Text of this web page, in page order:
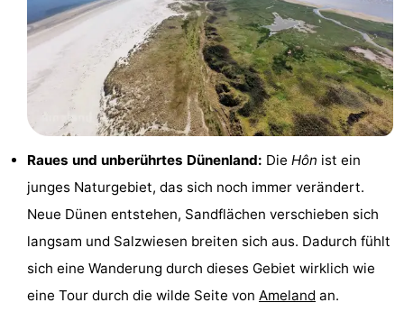
Museen
Denkmäler
Mühlen
Raues und unberührtes Dünenland: Die Hôn ist ein
junges Naturgebiet, das sich noch immer verändert.
Neue Dünen entstehen, Sandflächen verschieben sich
langsam und Salzwiesen breiten sich aus. Dadurch fühlt
sich eine Wanderung durch dieses Gebiet wirklich wie
eine Tour durch die wilde Seite von Ameland an.